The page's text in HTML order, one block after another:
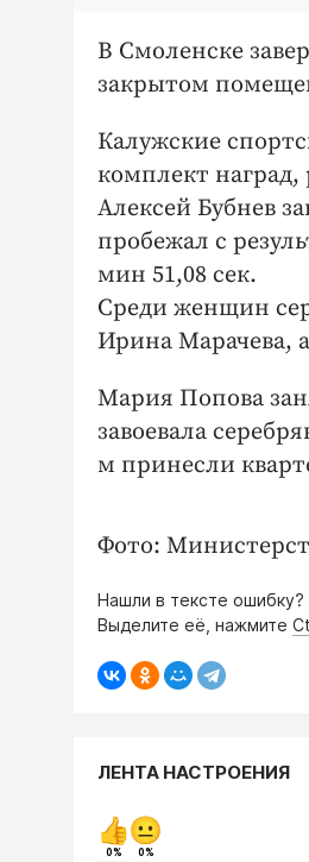
В Смоленске
закрытом
Калужские
комплект наград,
Алексей Бубнев
пробежал с
мин 51,08 сек.
Среди женщин
Ирина Марачева,
Мария Попова
завоевала
м принесли
Фото:
Нашли в тексте ошибку?
Выделите её, нажмите
ЛЕНТА НАСТРОЕНИЯ
0% 0%